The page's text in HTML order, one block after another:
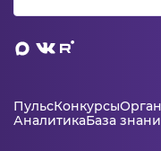
ПульсКонкурсы
АналитикаБаза